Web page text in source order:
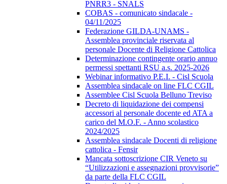
PNRR3 - SNALS
COBAS - comunicato sindacale -
04/11/2025
Federazione GILDA-UNAMS -
Assemblea provinciale riservata al
personale Docente di Religione Cattolica
Determinazione contingente orario annuo
permessi spettanti RSU a.s. 2025-2026
Webinar informativo P.E.I. - Cisl Scuola
Assemblea sindacale on line FLC CGIL
Assemblee Cisl Scuola Belluno Treviso
Decreto di liquidazione dei compensi
accessori al personale docente ed ATA a
carico del M.O.F. - Anno scolastico
2024/2025
Assemblea sindacale Docenti di religione
cattolica - Fensir
Mancata sottoscrizione CIR Veneto su
“Utilizzazioni e assegnazioni provvisorie”
da parte della FLC CGIL